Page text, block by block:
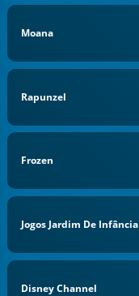
Moana
Rapunzel
Frozen
Jogos Jardim De Infância
Disney Channel